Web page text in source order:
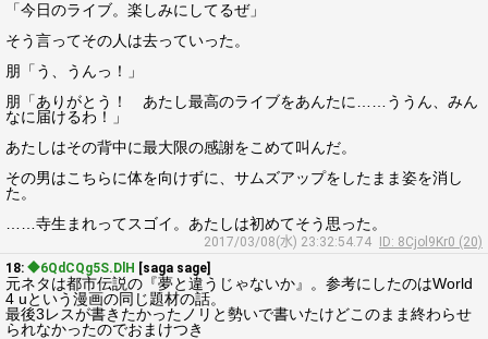
「今日のライブ。楽しみにしてるぜ」
そう言ってその人は去っていった。
朋「う、うんっ！」
朋「ありがとう！ あたし最高のライブをあんたに……ううん、みん
なに届けるわ！」
あたしはその背中に最大限の感謝をこめて叫んだ。
その男はこちらに体を向けずに、サムズアップをしたまま姿を消し
た。
……寺生まれってスゴイ。あたしは初めてそう思った。
2017/03/08(水) 23:32:54.74
ID: 8Cjol9Kr0 (20)
18: ◆6QdCQg5S.DlH [saga sage]
元ネタは都市伝説の『夢と違うじゃないか』。参考にしたのはWorld
4 uという漫画の同じ題材の話。
最後3レスが書きたかったノリと勢いで書いたけどこのまま終わらせ
られなかったのでおまけつき